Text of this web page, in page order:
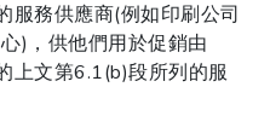
服務供應商(例如印刷公司
)，供他們用於促銷由
上文第6.1(b)段所列的服